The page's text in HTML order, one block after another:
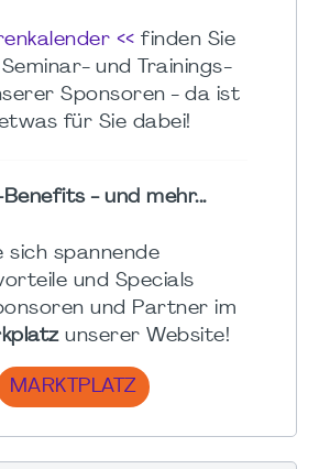
<< finden Sie
und Trainings-
Sponsoren - da ist
für Sie dabei!
- und mehr...
sich spannende
und Specials
und Partner im
unserer Website!
MARKTPLATZ